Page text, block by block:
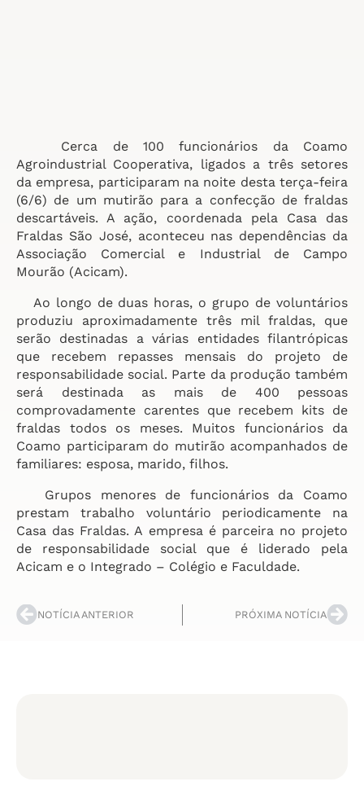
Cerca de 100 funcionários da Coamo
Agroindustrial Cooperativa, ligados a três setores
da empresa, participaram na noite desta terça-feira
(6/6) de um mutirão para a confecção de fraldas
descartáveis. A ação, coordenada pela Casa das
Fraldas São José, aconteceu nas dependências da
Associação Comercial e Industrial de Campo
Mourão (Acicam).
Ao longo de duas horas, o grupo de voluntários
produziu aproximadamente três mil fraldas, que
serão destinadas a várias entidades filantrópicas
que recebem repasses mensais do projeto de
responsabilidade social. Parte da produção também
será destinada as mais de 400 pessoas
comprovadamente carentes que recebem kits de
fraldas todos os meses. Muitos funcionários da
Coamo participaram do mutirão acompanhados de
familiares: esposa, marido, filhos.
Grupos menores de funcionários da Coamo
prestam trabalho voluntário periodicamente na
Casa das Fraldas. A empresa é parceira no projeto
de responsabilidade social que é liderado pela
Acicam e o Integrado – Colégio e Faculdade.
NOTÍCIA ANTERIOR PRÓXIMA NOTÍCIA